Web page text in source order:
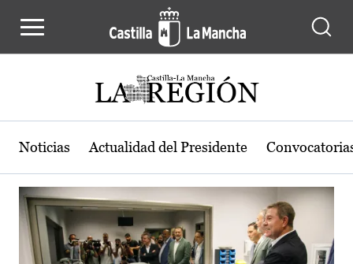
Actualidad de la región de Castilla-
Noticias Actualidad del Presidente